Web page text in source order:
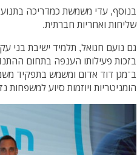
בנוסף, עדי משמשת כמדריכה
שליחות ואחריות חברתית.
גם נועם חגואל, תלמיד ישיבת בני
ב־מגן דוד אדום ומשמש בתפקיד
הומניטריות ויוזמות סיוע למשפחות